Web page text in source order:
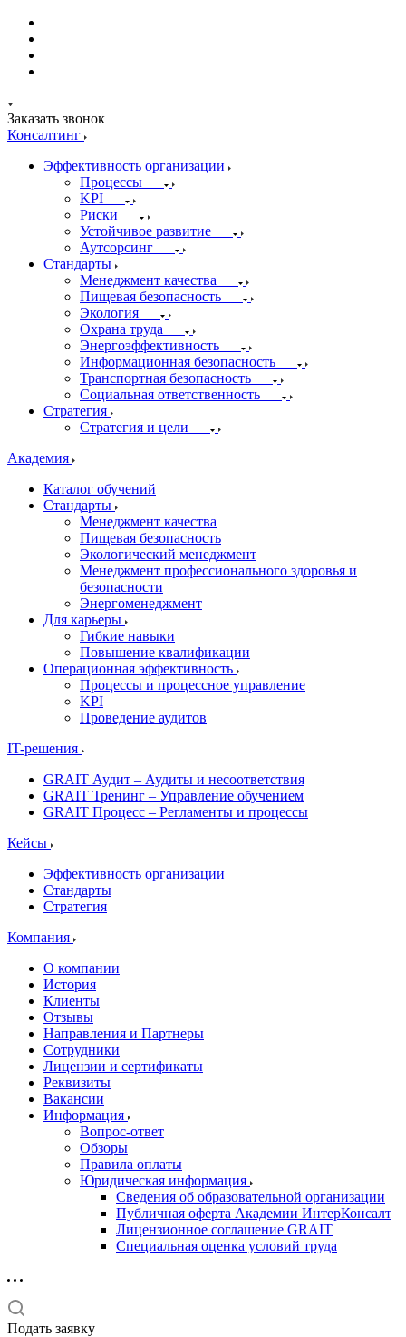
Заказать звонок
Консалтинг
Эффективность организации
Процессы
KPI
Риски
Устойчивое развитие
Аутсорсинг
Стандарты
Менеджмент качества
Пищевая безопасность
Экология
Охрана труда
Энергоэффективность
Информационная безопасность
Транспортная безопасность
Социальная ответственность
Стратегия
Стратегия и цели
Академия
Каталог обучений
Стандарты
Менеджмент качества
Пищевая безопасность
Экологический менеджмент
Менеджмент профессионального здоровья и
безопасности
Энергоменеджмент
Для карьеры
Гибкие навыки
Повышение квалификации
Операционная эффективность
Процессы и процессное управление
KPI
Проведение аудитов
IT-решения
GRAIT Аудит – Аудиты и несоответствия
GRAIT Тренинг – Управление обучением
GRAIT Процесс – Регламенты и процессы
Кейсы
Эффективность организации
Стандарты
Стратегия
Компания
О компании
История
Клиенты
Отзывы
Направления и Партнеры
Сотрудники
Лицензии и сертификаты
Реквизиты
Вакансии
Информация
Вопрос-ответ
Обзоры
Правила оплаты
Юридическая информация
Сведения об образовательной организации
Публичная оферта Академии ИнтерКонсалт
Лицензионное соглашение GRAIT
Специальная оценка условий труда
Подать заявку